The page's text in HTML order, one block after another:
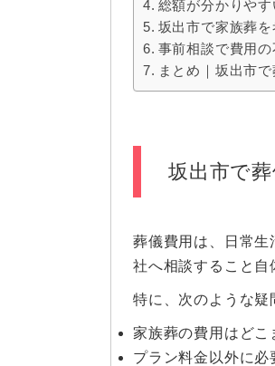
総額が分かりや
坂出市で家族葬
事前相談で費用
まとめ｜坂出市
坂出市で
葬儀費用は、日常
社へ相談すること自
特に、次のような疑
家族葬の費用はどこ
プラン料金以外に